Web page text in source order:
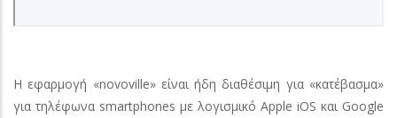
Η εφαρμογή «novoville» είναι ήδη διαθέσιμη για «κατέβασμα»
για τηλέφωνα smartphones με λογισμικό Apple iOS και Google